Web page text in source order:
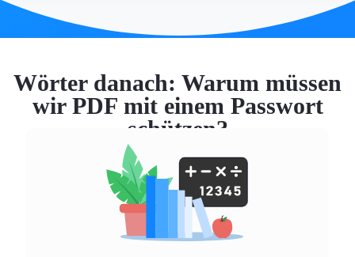
Wörter danach: Warum müssen
wir PDF mit einem Passwort
schützen?